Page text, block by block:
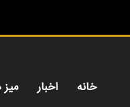
خانه اخبار